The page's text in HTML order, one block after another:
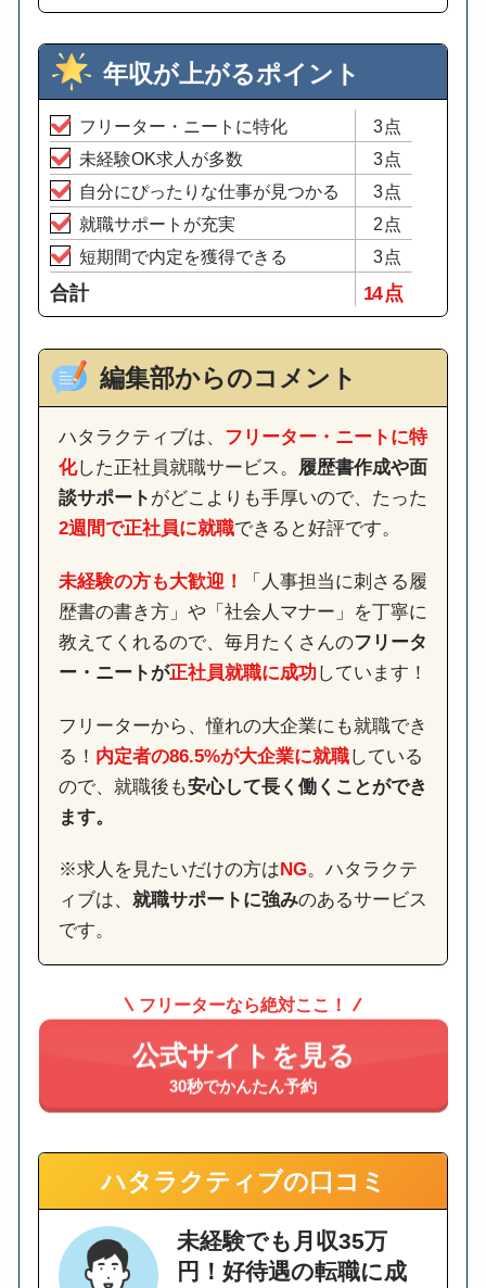
年収が上がるポイント
フリーター・ニートに特化
3点
未経験OK求人が多数
3点
自分にぴったりな仕事が見つかる
3点
就職サポートが充実
2点
短期間で内定を獲得できる
3点
合計 14 点
編集部からのコメント
ハタラクティブは、 フリーター・ニートに特
化した正社員就職サービス。 履歴書作成や面
談サポート がどこよりも手厚いので、たった
2週間で正社員に就職できると好評です。
未経験の方も大歓迎！
「人事担当に刺さる履
歴書の書き方」や「社会人マナー」を丁寧に
教えてくれるので、毎月たくさんのフリータ
ー・ニートが正社員就職に成功しています！
フリーターから、憧れの大企業にも就職でき
る！ 内定者の86.5%が大企業に就職している
ので、就職後も安心して長く働くことができ
ます。
※求人を見たいだけの方はNG。ハタラクテ
ィブは、 就職サポートに強みのあるサービス
です。
フリーターなら絶対ここ！
公式サイトを見る
30秒でかんたん予約
ハタラクティブの口コミ
未経験でも月収35万
円！好待遇の転職に成